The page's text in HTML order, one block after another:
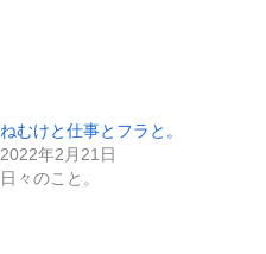
ねむけと仕事とフラと。
2022年2月21日
日々のこと。